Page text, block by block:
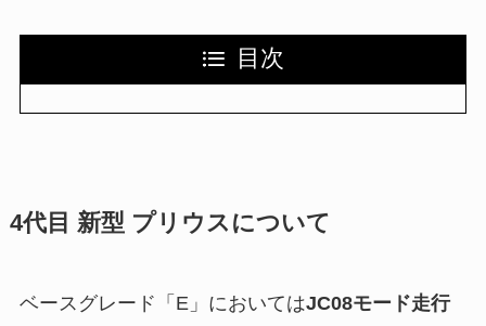
目次
4代目 新型 プリウスについて
ベースグレード「E」においてはJC08モード走行